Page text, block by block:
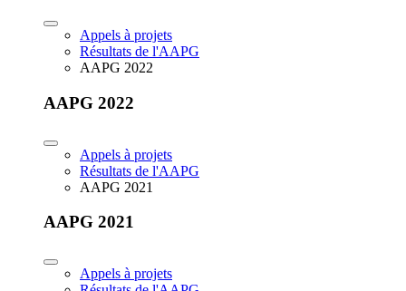
Appels à projets
Résultats de l'AAPG
AAPG 2022
AAPG 2022
Appels à projets
Résultats de l'AAPG
AAPG 2021
AAPG 2021
Appels à projets